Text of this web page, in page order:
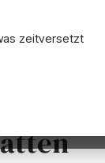
zeitversetzt